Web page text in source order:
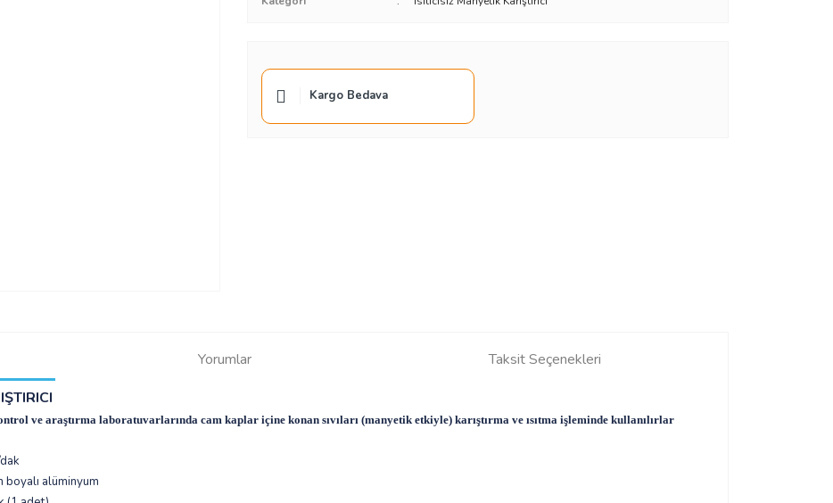
Kargo Bedava
Yorumlar
Taksit Seçenekleri
ve araştırma laboratuvarlarında cam kaplar içine konan sıvıları (manyetik etkiyle) karıştırma ve ısıtma işleminde kullanılırlar
boyalı alüminyum